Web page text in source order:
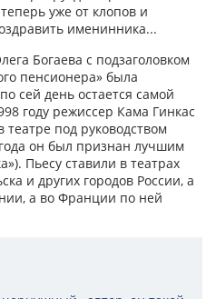
уже от клопов и
именинника...
Богаева с подзаголовком
пенсионера» была
сей день остается самой
году режиссер Кама Гинкас
театре под руководством
он был признан лучшим
Пьесу ставили в театрах
и других городов России, а
а во Франции по ней